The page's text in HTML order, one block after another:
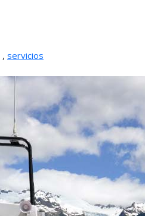
, servicios